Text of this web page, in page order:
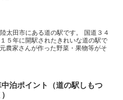
太田市にある道の駅です。 国道３４
５年に開駅されたきれいな道の駅で
農家さんが作った野菜・果物等がそ
中泊ポイント（道の駅しもつ